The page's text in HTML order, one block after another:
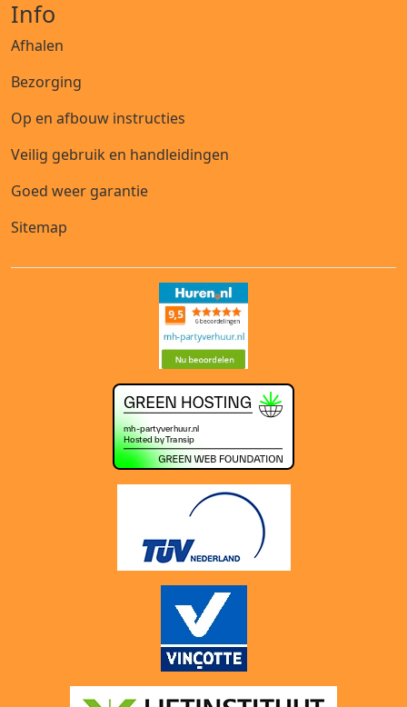
Info
Afhalen
Bezorging
Op en afbouw instructies
Veilig gebruik en handleidingen
Goed weer garantie
Sitemap